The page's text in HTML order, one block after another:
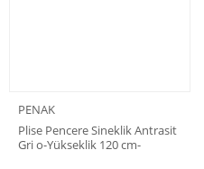
PENAK
Plise Pencere Sineklik Antrasit
Gri o-Yükseklik 120 cm-